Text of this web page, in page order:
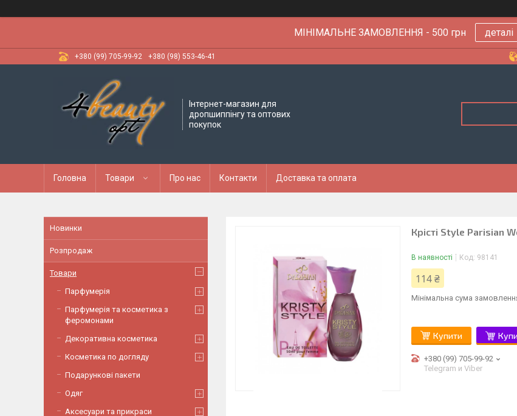
МІНІМАЛЬНЕ ЗАМОВЛЕННЯ - 500 грн деталі
+380 (99) 705-99-92 +380 (98) 553-46-41
Інтернет-магазин для
дропшиппінгу та оптових
покупок
Головна Товари Про нас Контакти Доставка та оплата
Крісті Style Parisian
В наявності Код: 98141
114 ₴
Мінімальна сума
Купити
+380 (99) 705-99-92
Telegram и Viber
Новинки
Розпродаж
Товари
Парфумерія
Парфумерія та косметика з
феромонами
Декоративна косметика
Косметика по догляду
Подарункові пакети
Одяг
Аксесуари та прикраси